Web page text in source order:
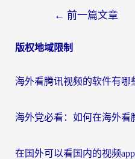
导
← 前一篇文章
版权地域限制